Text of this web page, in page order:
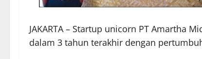
JAKARTA – Startup unicorn PT Amartha
dalam 3 tahun terakhir dengan